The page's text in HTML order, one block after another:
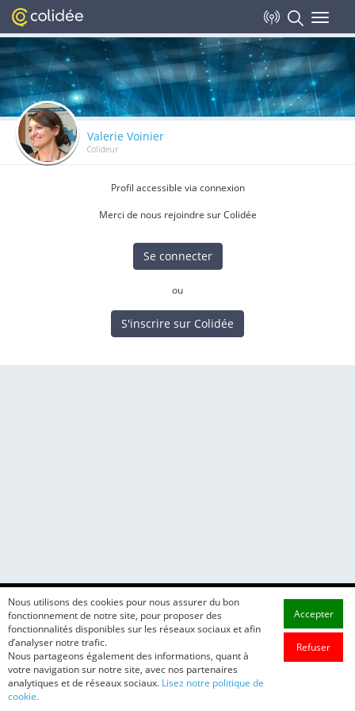
Toggle
Valerie Voinier
Colideur
Profil accessible via connexion
Merci de nous rejoindre sur Colidée
Se connecter
ou
S'inscrire sur Colidée
Nous utilisons des cookies pour nous assurer du bon
fonctionnement de notre site, pour proposer des
fonctionnalités disponibles sur les réseaux sociaux et afin
d’analyser notre trafic.
Nous partageons également des informations, quant à
votre navigation sur notre site, avec nos partenaires
analytiques et de réseaux sociaux. Lisez notre politique de
cookie.
Accepter
Refuser